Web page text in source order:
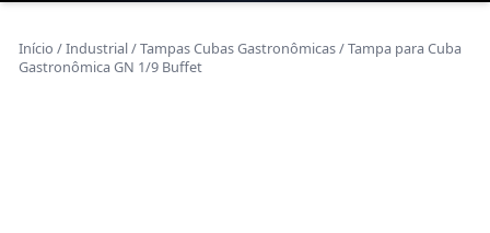
Início /Industrial/Tampas Cubas Gastronômicas/ Tampa para Cuba
Gastronômica GN 1/9 Buffet